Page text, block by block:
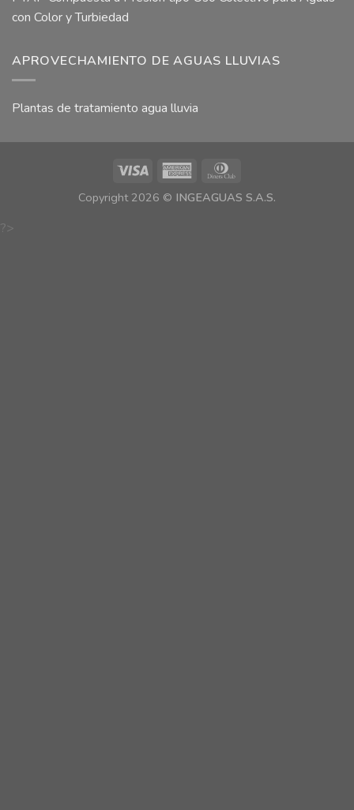
con Color y Turbiedad
APROVECHAMIENTO DE AGUAS LLUVIAS
Plantas de tratamiento agua lluvia
Copyright 2026 © INGEAGUAS S.A.S.
?>